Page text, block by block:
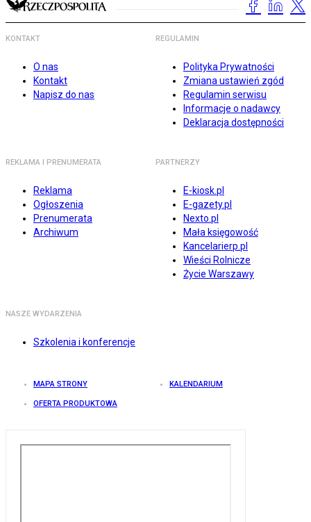
KONTAKT
O nas
Kontakt
Napisz do nas
REGULAMIN
Polityka Prywatności
Zmiana ustawień zgód
Regulamin serwisu
Informacje o nadawcy
Deklaracja dostępności
REKLAMA I PRENUMERATA
Reklama
Ogłoszenia
Prenumerata
Archiwum
PARTNERZY
E-kiosk.pl
E-gazety.pl
Nexto.pl
Mała księgowość
Kancelarierp.pl
Wieści Rolnicze
Życie Warszawy
NASZE WYDARZENIA
Szkolenia i konferencje
MAPA STRONY KALENDARIUM
OFERTA PRODUKTOWA